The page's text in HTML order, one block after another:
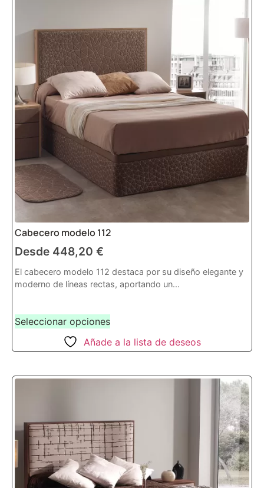
Cabecero modelo 112
Desde 448,20 €
El cabecero modelo 112 destaca por su diseño elegante y
moderno de líneas rectas, aportando un...
Seleccionar opciones
Añade a la lista de deseos